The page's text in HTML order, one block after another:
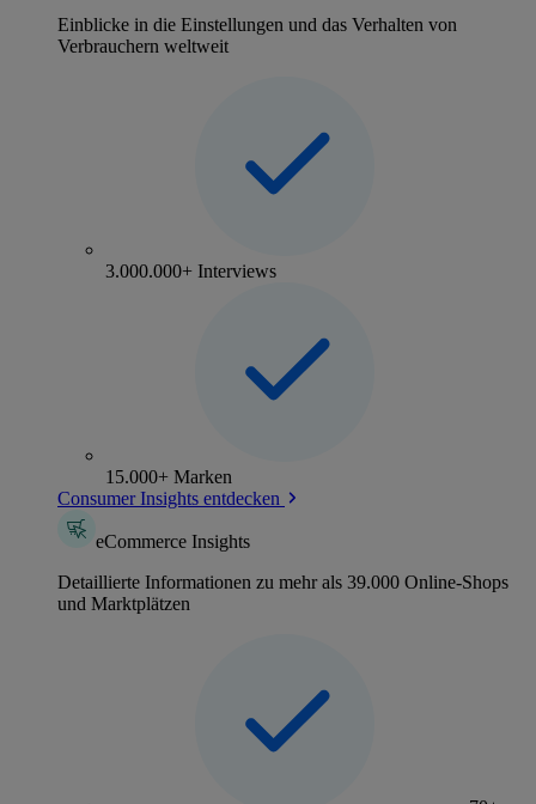
Einblicke in die Einstellungen und das Verhalten von
Verbrauchern weltweit
3.000.000+ Interviews
15.000+ Marken
Consumer Insights entdecken
eCommerce Insights
Detaillierte Informationen zu mehr als 39.000 Online-Shops
und Marktplätzen